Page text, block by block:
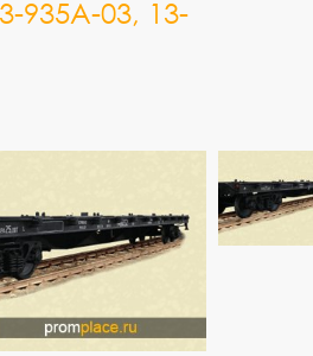
935А-03, 13-